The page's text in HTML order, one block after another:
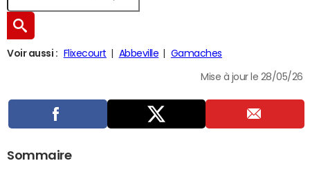
Voir aussi : Flixecourt Abbeville Gamaches
Mise à jour le 28/05/26
Sommaire